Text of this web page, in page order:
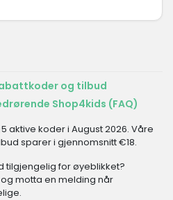
og tilbud
Shop4kids (FAQ)
aktive koder i August 2026. Våre
sparer i gjennomsnitt €18.
tilgjengelig for øyeblikket?
motta en melding når